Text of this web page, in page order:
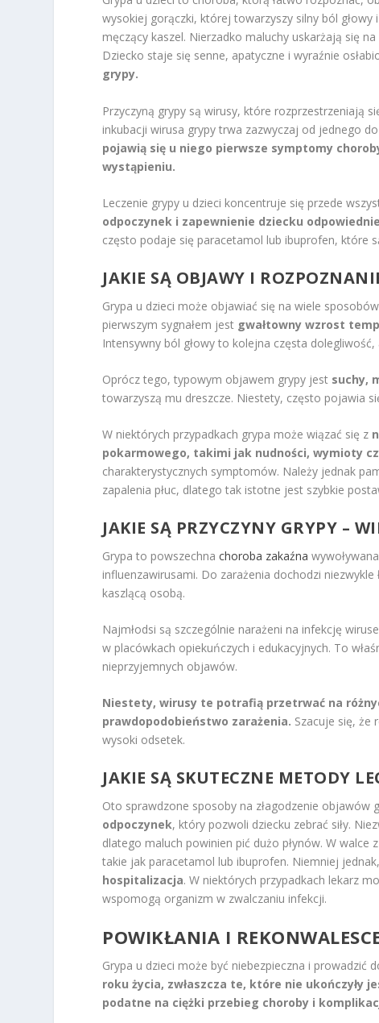
wysokiej gorączki, której towarzyszy silny ból
męczący kaszel. Nierzadko maluchy uskarżają się
Dziecko staje się senne, apatyczne i wyraźnie
grypy.
Przyczyną grypy są wirusy, które rozprzestrzeniają
inkubacji wirusa grypy trwa zazwyczaj od jednego
pojawią się u niego pierwsze symptomy
wystąpieniu.
Leczenie grypy u dzieci koncentruje się przede
odpoczynek i zapewnienie dziecku
często podaje się paracetamol lub ibuprofen, które
JAKIE SĄ OBJAWY I
Grypa u dzieci może objawiać się na wiele
pierwszym sygnałem jest gwałtowny wzrost
Intensywny ból głowy to kolejna częsta
Oprócz tego, typowym objawem grypy jest suchy,
towarzyszą mu dreszcze. Niestety, często pojawia
W niektórych przypadkach grypa może wiązać się z
pokarmowego, takimi jak nudności, wymioty
charakterystycznych symptomów. Należy jednak
zapalenia płuc, dlatego tak istotne jest szybkie
JAKIE SĄ PRZYCZYNY GRYPY –
Grypa to powszechnachoroba zakaźna
influenzawirusami. Do zarażenia dochodzi
kaszlącą osobą.
Najmłodsi są szczególnie narażeni na infekcję
w placówkach opiekuńczych i edukacyjnych. To
nieprzyjemnych objawów.
Niestety, wirusy te potrafią przetrwać na
prawdopodobieństwo zarażenia. Szacuje się, że
wysoki odsetek.
JAKIE SĄ SKUTECZNE METODY
Oto sprawdzone sposoby na złagodzenie objawów
odpoczynek, który pozwoli dziecku zebrać siły.
dlatego maluch powinien pić dużo płynów. W walce
takie jak paracetamol lub ibuprofen. Niemniej
hospitalizacja. W niektórych przypadkach lekarz
wspomogą organizm w zwalczaniu infekcji.
POWIKŁANIA I
Grypa u dzieci może być niebezpieczna i prowadzić
roku życia, zwłaszcza te, które nie ukończyły
podatne na ciężki przebieg choroby i